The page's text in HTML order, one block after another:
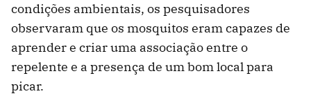
condições ambientais, os pesquisadores
observaram que os mosquitos eram capazes de
aprender e criar uma associação entre o
repelente e a presença de um bom local para
picar.